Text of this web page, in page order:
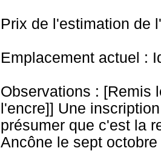
Prix de l'estimation de
Emplacement actuel :
Observations : [Remis
l'encre]] Une
présumer que c'est la
Ancône le sept octobre